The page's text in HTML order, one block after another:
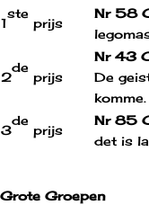
1
ste
prijs
Nr 58
2
de
prijs
Nr 43
De
komme.
3
de
prijs
Nr 85
det is
Grote Groepen